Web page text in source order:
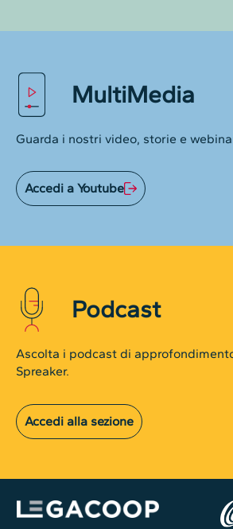
MultiMedia
Guarda i nostri video, storie e
Accedi a Youtube
Podcast
Ascolta i podcast di
Spreaker.
Accedi alla sezione